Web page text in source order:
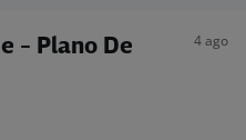
- Plano De
4 ago